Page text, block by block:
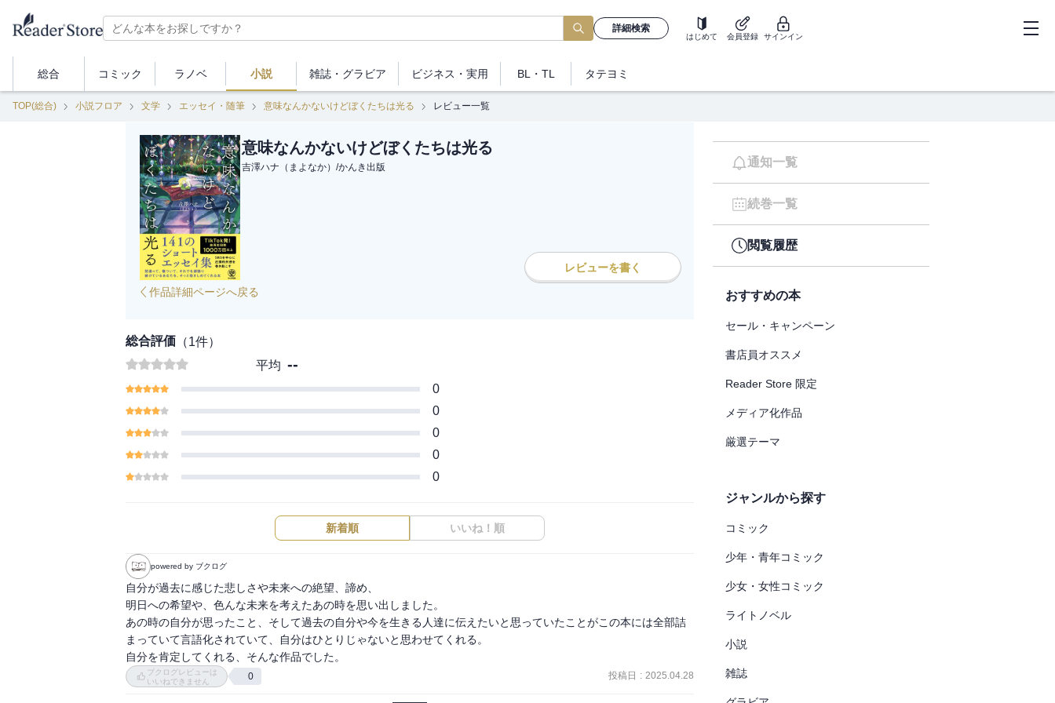
詳細検索
はじめて 会員登録 サインイン
総合 コミック ラノベ 小説 雑誌・ グラビア ビジネス ・実用 BL・TL タテヨミ
TOP(総合) 小説フロア 文学 エッセイ・随筆 意味なんかないけどぼくたちは光る レビュー一覧
意味なんかないけどぼくたちは光る
吉澤ハナ（まよなか） /かんき出版
レビューを書く
作品詳細ページへ戻る
総合評価 （1件）
平均 --
0
0
0
0
0
新着順 いいね！順
powered by ブクログ
自分が過去に感じた悲しさや未来への絶望、諦め、
明日への希望や、色んな未来を考えたあの時を思い出しました。
あの時の自分が思ったこと、そして過去の自分や今を生きる人達に伝えたいと思っていたことがこの本には全部詰
まっていて言語化されていて、自分はひとりじゃないと思わせてくれる。
自分を肯定してくれる、そんな作品でした。
ブクログレビューは
いいねできません
0 投稿日 : 2025.04.28
通知一覧
続巻一覧
閲覧履歴
おすすめの本
セール・キャンペーン
書店員オススメ
Reader Store 限定
メディア化作品
厳選テーマ
ジャンルから探す
コミック
少年・青年コミック
少女・女性コミック
ライトノベル
小説
雑誌